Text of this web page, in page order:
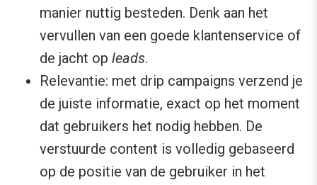
manier nuttig besteden. Denk aan het
vervullen van een goede klantenservice of
de jacht op leads.
Relevantie: met drip campaigns verzend je
de juiste informatie, exact op het moment
dat gebruikers het nodig hebben. De
verstuurde content is volledig gebaseerd
op de positie van de gebruiker in het